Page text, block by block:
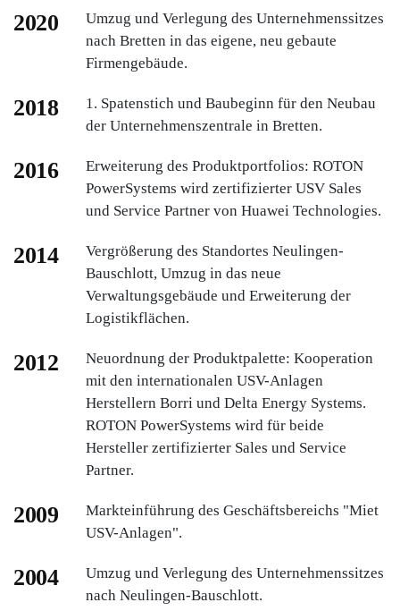
2020
Umzug und Verlegung des Unternehmenssitzes
nach Bretten in das eigene, neu gebaute
Firmengebäude.
2018
1. Spatenstich und Baubeginn für den Neubau
der Unternehmenszentrale in Bretten.
2016
Erweiterung des Produktportfolios: ROTON
PowerSystems wird zertifizierter USV Sales
und Service Partner von Huawei Technologies.
2014
Vergrößerung des Standortes Neulingen-
Bauschlott, Umzug in das neue
Verwaltungsgebäude und Erweiterung der
Logistikflächen.
2012
Neuordnung der Produktpalette: Kooperation
mit den internationalen USV-Anlagen
Herstellern Borri und Delta Energy Systems.
ROTON PowerSystems wird für beide
Hersteller zertifizierter Sales und Service
Partner.
2009
Markteinführung des Geschäftsbereichs "Miet
USV-Anlagen".
2004
Umzug und Verlegung des Unternehmenssitzes
nach Neulingen-Bauschlott.